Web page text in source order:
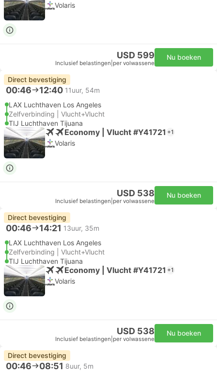
Volaris
USD 599
Inclusief belastingen per volwassene
Nu boeken
Direct bevestiging
00:46 12:40 11uur, 54m
LAX Luchthaven Los Angeles
Zelfverbinding | Vlucht+Vlucht
TIJ Luchthaven Tijuana
Economy | Vlucht #Y41721 +1
Volaris
USD 538
Inclusief belastingen per volwassene
Nu boeken
Direct bevestiging
00:46 14:21 13uur, 35m
LAX Luchthaven Los Angeles
Zelfverbinding | Vlucht+Vlucht
TIJ Luchthaven Tijuana
Economy | Vlucht #Y41721 +1
Volaris
USD 538
Inclusief belastingen per volwassene
Nu boeken
Direct bevestiging
00:46 08:51 8uur, 5m